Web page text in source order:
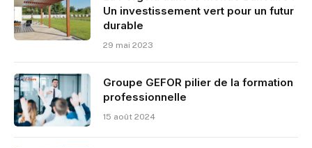
Un investissement vert pour un futur
durable
29 mai 2023
Groupe GEFOR pilier de la formation
professionnelle
15 août 2024